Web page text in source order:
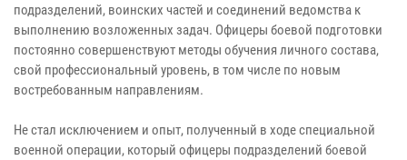
подразделений, воинских частей и соединений ведомства к
выполнению возложенных задач. Офицеры боевой подготовки
постоянно совершенствуют методы обучения личного состава,
свой профессиональный уровень, в том числе по новым
востребованным направлениям.
Не стал исключением и опыт, полученный в ходе специальной
военной операции, который офицеры подразделений боевой